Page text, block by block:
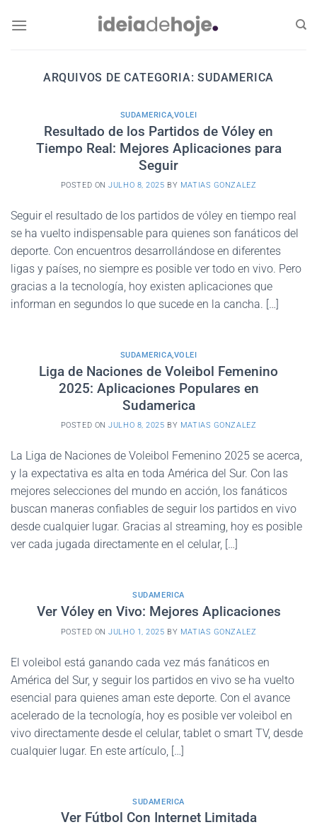
ARQUIVOS DE CATEGORIA:SUDAMERICA
SUDAMERICA,VOLEI
Resultado de los Partidos de Vóley en
Tiempo Real: Mejores Aplicaciones para
Seguir
POSTED ONJULHO 8, 2025 BY MATIAS GONZALEZ
Seguir el resultado de los partidos de vóley en tiempo real
se ha vuelto indispensable para quienes son fanáticos del
deporte. Con encuentros desarrollándose en diferentes
ligas y países, no siempre es posible ver todo en vivo. Pero
gracias a la tecnología, hoy existen aplicaciones que
informan en segundos lo que sucede en la cancha. […]
SUDAMERICA,VOLEI
Liga de Naciones de Voleibol Femenino
2025: Aplicaciones Populares en
Sudamerica
POSTED ONJULHO 8, 2025 BY MATIAS GONZALEZ
La Liga de Naciones de Voleibol Femenino 2025 se acerca,
y la expectativa es alta en toda América del Sur. Con las
mejores selecciones del mundo en acción, los fanáticos
buscan maneras confiables de seguir los partidos en vivo
desde cualquier lugar. Gracias al streaming, hoy es posible
ver cada jugada directamente en el celular, […]
SUDAMERICA
Ver Vóley en Vivo: Mejores Aplicaciones
POSTED ONJULHO 1, 2025 BY MATIAS GONZALEZ
El voleibol está ganando cada vez más fanáticos en
América del Sur, y seguir los partidos en vivo se ha vuelto
esencial para quienes aman este deporte. Con el avance
acelerado de la tecnología, hoy es posible ver voleibol en
vivo directamente desde el celular, tablet o smart TV, desde
cualquier lugar. En este artículo, […]
SUDAMERICA
Ver Fútbol Con Internet Limitada